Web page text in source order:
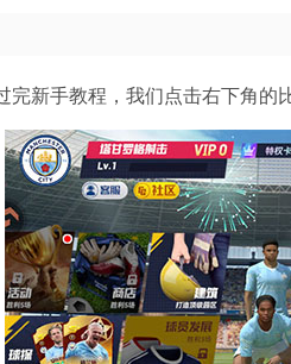
完新手教程，我们点击右下角的